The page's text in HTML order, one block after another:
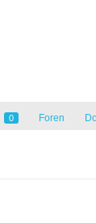
0 Foren